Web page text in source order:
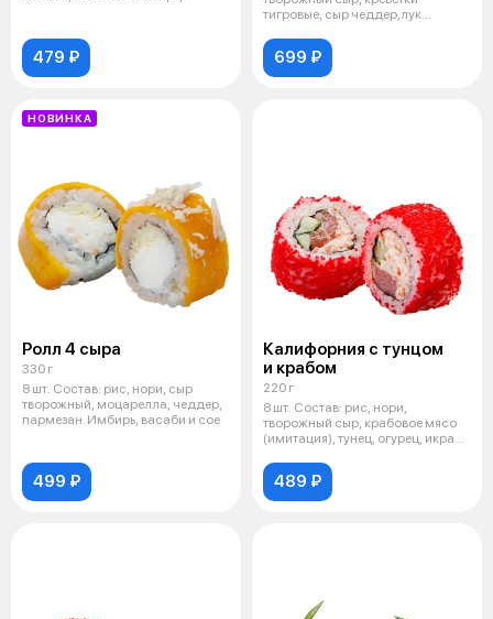
479 ₽
тигровые, сыр чеддер,лук
699 ₽
НОВИНКА
Ролл 4 сыра
330 г
8 шт. Состав: рис, нори, сыр
творожный, моцарелла, чеддер,
пармезан. Имбирь, васаби и сое
499 ₽
Калифорния с тунцом
и крабом
220 г
8 шт. Состав: рис, нори,
творожный сыр, крабовое мясо
(имитация), тунец, огурец, икра
489 ₽